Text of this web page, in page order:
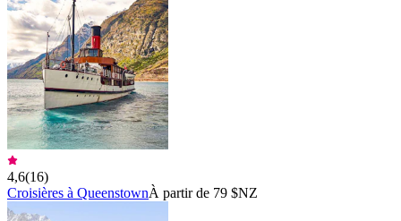
4,6(16)
Croisières à QueenstownÀ partir de 79 $NZ